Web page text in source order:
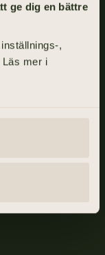
ge dig en bättre
,
mer i
hjälper vi kunder